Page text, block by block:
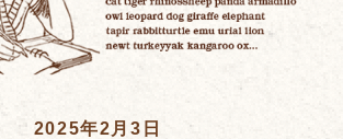
2025年2月3日